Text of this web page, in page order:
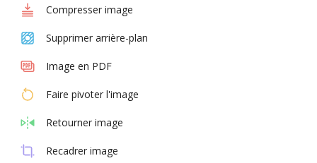
Compresser image
Supprimer arrière-plan
Image en PDF
Faire pivoter l'image
Retourner image
Recadrer image